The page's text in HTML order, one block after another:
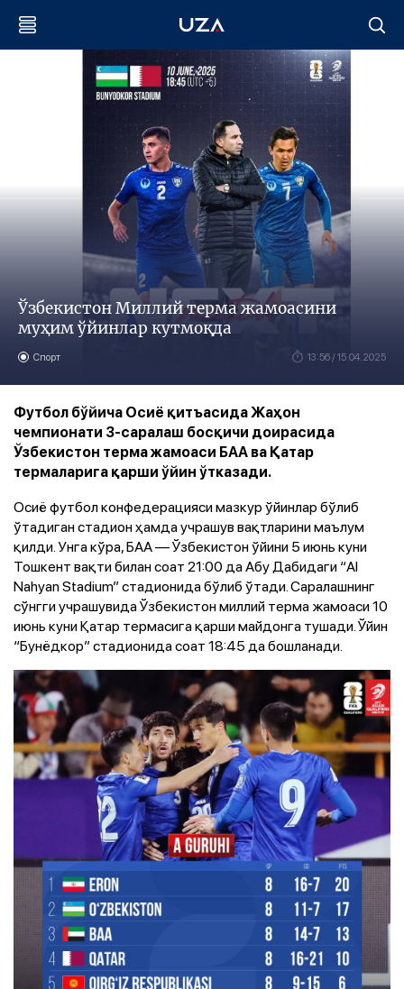
Ўзбекистон Миллий терма жамоасини
муҳим ўйинлар кутмоқда
Спорт 13:56 / 15.04.2025
Футбол бўйича Осиё қитъасида Жаҳон
чемпионати 3-саралаш босқичи доирасида
Ўзбекистон терма жамоаси БАА ва Қатар
термаларига қарши ўйин ўтказади.
Осиё футбол конфедерацияси мазкур ўйинлар бўлиб
ўтадиган стадион ҳамда учрашув вақтларини маълум
қилди. Унга кўра, БАА — Ўзбекистон ўйини 5 июнь куни
Тошкент вақти билан соат 21:00 да Абу Дабидаги “Al
Nahyan Stadium” стадионида бўлиб ўтади. Саралашнинг
сўнгги учрашувида Ўзбекистон миллий терма жамоаси 10
июнь куни Қатар термасига қарши майдонга тушади. Ўйин
“Бунёдкор” стадионида соат 18:45 да бошланади.